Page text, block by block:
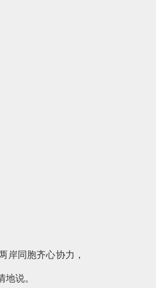
岸同胞齐心协力，
说。